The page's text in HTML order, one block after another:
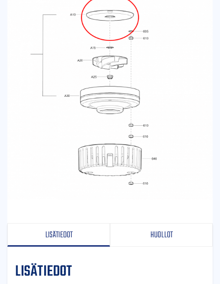
LISÄTIEDOT HUOLLOT
LISÄTIEDOT